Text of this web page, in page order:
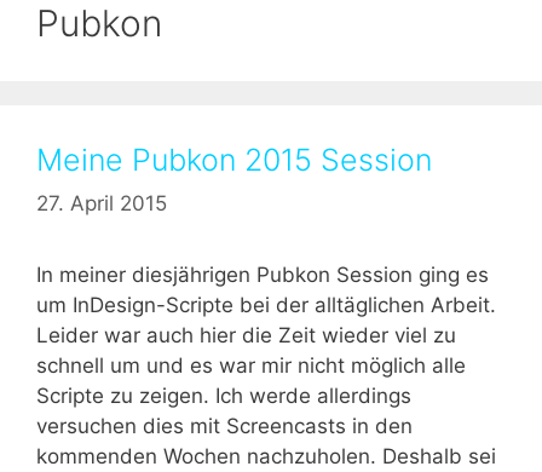
Pubkon
Meine Pubkon 2015 Session
27. April 2015
In meiner diesjährigen Pubkon Session ging es
um InDesign-Scripte bei der alltäglichen Arbeit.
Leider war auch hier die Zeit wieder viel zu
schnell um und es war mir nicht möglich alle
Scripte zu zeigen. Ich werde allerdings
versuchen dies mit Screencasts in den
kommenden Wochen nachzuholen. Deshalb sei